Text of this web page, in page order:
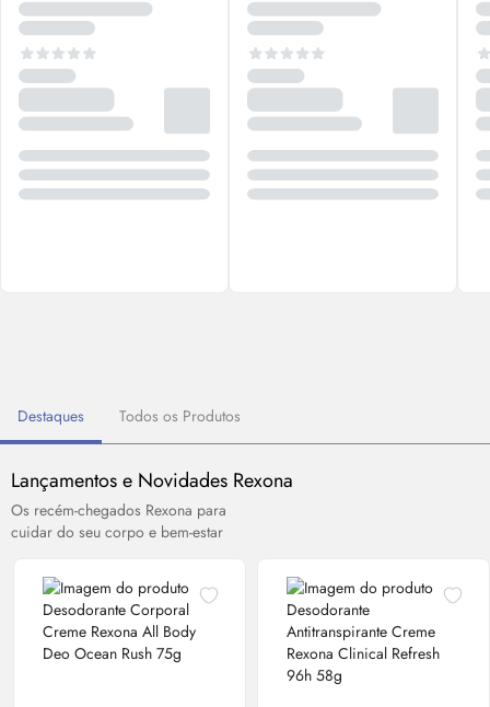
Destaques Todos os Produtos
Lançamentos e Novidades Rexona
Os recém-chegados Rexona para
cuidar do seu corpo e bem-estar